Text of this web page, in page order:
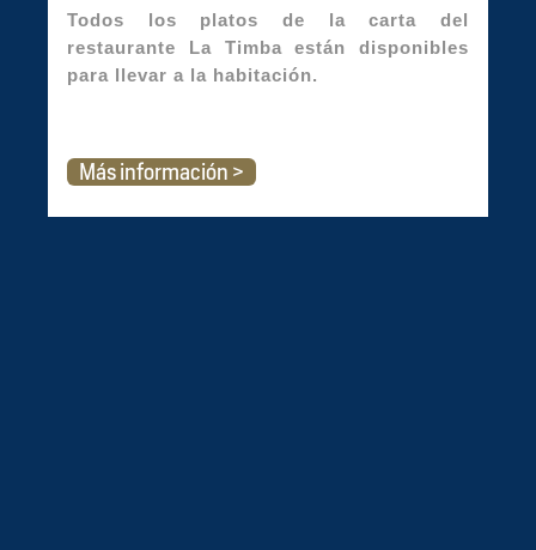
Todos los platos de la carta del
restaurante La Timba están disponibles
para llevar a la habitación.
Más información >